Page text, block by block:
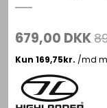
679,00 DKK